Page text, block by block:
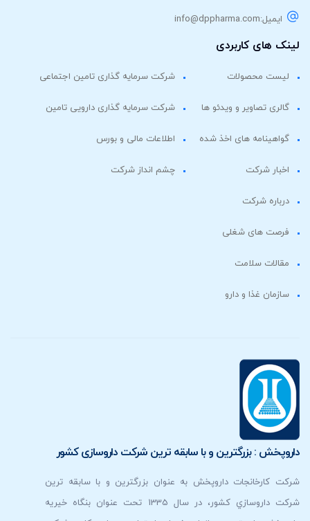
ایمیل:info@dppharma.com
لینک های کاربردی
لیست محصولات
گالری تصاویر و ویدئو ها
گواهینامه های اخذ شده
اخبار شرکت
شرکت سرمایه گذاری تامین اجتماعی
شرکت سرمایه گذاری دارویی تامین
اطلاعات مالی و بورس
چشم انداز شرکت
درباره شرکت
فرصت های شغلی
مقالات سلامت
سازمان غذا و دارو
داروپخش : بزرگترين و با سابقه ترين شركت داروسازی كشور
شرکت کارخانجات داروپخش به عنوان بزرگترين و با سابقه ترين
شركت داروسازي كشور، در سال 1335 تحت عنوان بنگاه خیریه